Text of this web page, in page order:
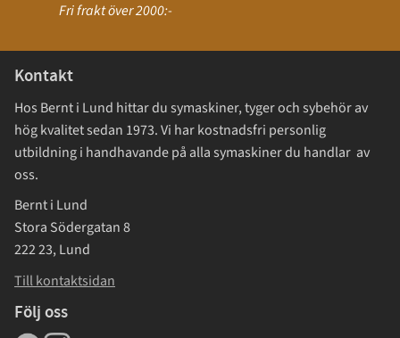
Fri frakt över 2000:-
Kontakt
Hos Bernt i Lund hittar du symaskiner, tyger och sybehör av
hög kvalitet sedan 1973. Vi har kostnadsfri personlig
utbildning i handhavande på alla symaskiner du handlar av
oss.
Bernt i Lund
Stora Södergatan 8
222 23, Lund
Till kontaktsidan
Följ oss